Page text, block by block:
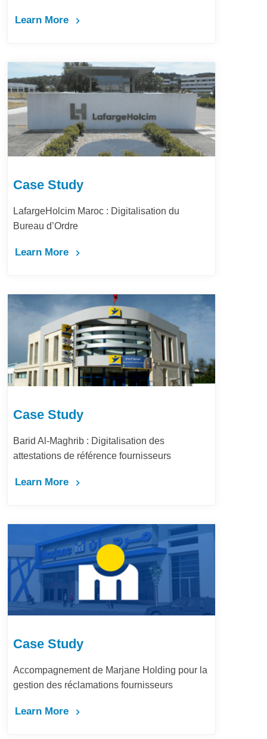
Learn More
Case Study
LafargeHolcim Maroc : Digitalisation du
Bureau d’Ordre
Learn More
Case Study
Barid Al-Maghrib : Digitalisation des
attestations de référence fournisseurs
Learn More
Case Study
Accompagnement de Marjane Holding pour la
gestion des réclamations fournisseurs
Learn More